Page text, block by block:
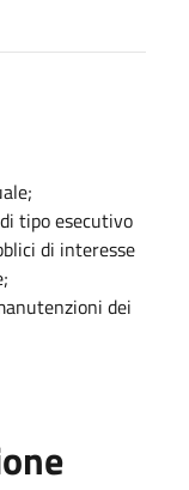
tipo esecutivo
di interesse
dei